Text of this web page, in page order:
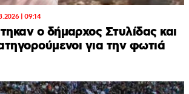
| 09:14
ο δήμαρχος Στυλίδας και
για την φωτιά